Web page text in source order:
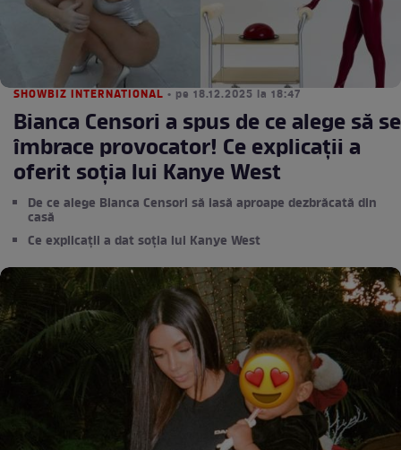
SHOWBIZ INTERNATIONAL • pe 18.12.2025 la 18:47
Bianca Censori a spus de ce alege să se
îmbrace provocator! Ce explicații a
oferit soția lui Kanye West
De ce alege Bianca Censori să iasă aproape dezbrăcată din
casă
Ce explicații a dat soția lui Kanye West